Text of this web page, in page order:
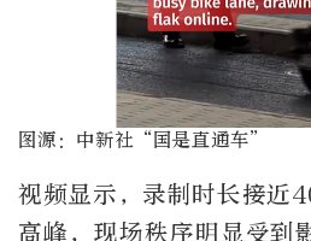
图源：中新社“国是直通车”
视频显示，录制时长接近
高峰，现场秩序明显受到